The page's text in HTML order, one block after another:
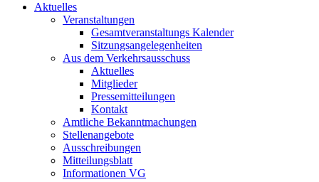
Aktuelles
Veranstaltungen
Gesamtveranstaltungs Kalender
Sitzungsangelegenheiten
Aus dem Verkehrsausschuss
Aktuelles
Mitglieder
Pressemitteilungen
Kontakt
Amtliche Bekanntmachungen
Stellenangebote
Ausschreibungen
Mitteilungsblatt
Informationen VG